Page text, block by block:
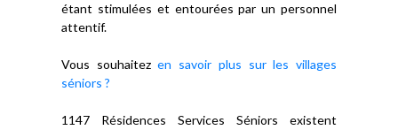
étant stimulées et entourées par un personnel
attentif.
Vous souhaitezen savoir plus sur les villages
séniors ?
1147 Résidences Services Séniors existent